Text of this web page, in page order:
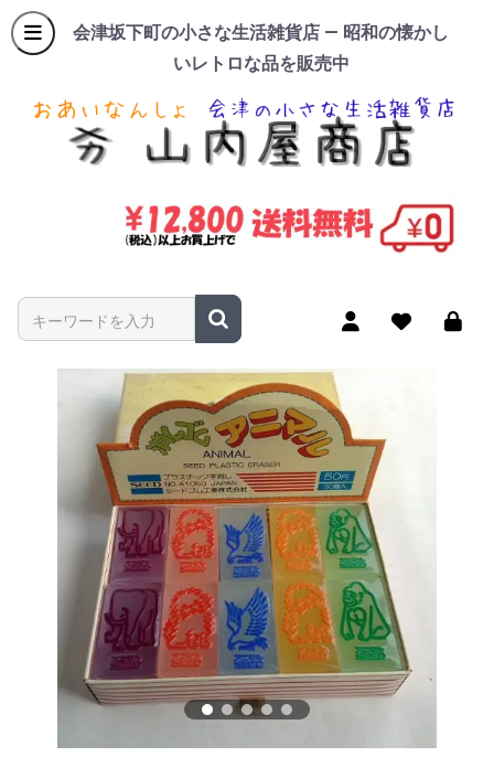
会津坂下町の小さな生活雑貨店 — 昭和の懐かし
いレトロな品を販売中
商品名やキーワードを入力